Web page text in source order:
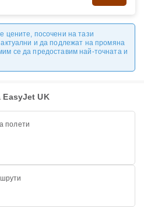
цените, посочени на тази
и да подлежат на промяна
се да предоставим най-точната и
UK
полети